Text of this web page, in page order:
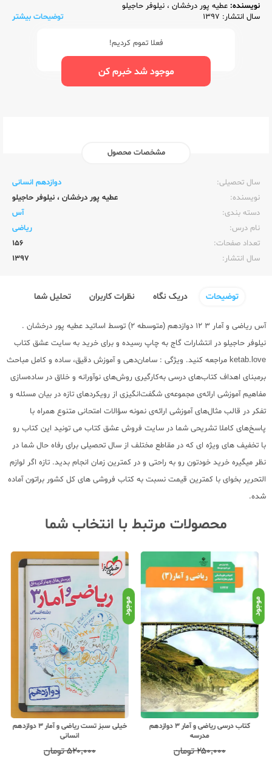
نویسنده: عطیه پور درخشان ، نیلوفر حاجیلو
سال انتشار: 1397
توضیحات بیشتر
فعلا تموم کردیم!
موجود شد خبرم کن
مشخصات محصول
سال تحصیلی:‌
دوازدهم انسانی
نویسنده:‌
عطیه پور درخشان ، نیلوفر حاجیلو
دسته بندی:
آس
نام درس:
ریاضی
تعداد صفحات:‌
156
سال انتشار:‌
1397
توضیحات دریک نگاه نظرات کاربران تحلیل شما
آس ریاضی و آمار 3 12 دوازدهم (متوسطه 2) توسط اساتید عطیه پور درخشان .
نیلوفر حاجیلو در انتشارات گاج به چاپ رسیده و برای خرید به سایت عشق کتاب
ketab.love مراجعه کنید. ویژگی : سامان‌دهی و آموزش دقیق، ساده و کامل مباحث
برمبنای اهداف کتاب‌های درسی به‌کارگیری روش‌های نوآورانه و خلاق در ساده‌سازی
مفاهیم آموزشی ارائه‌ی مجموعه‌ی شگفت‌انگیزی از رویکردهای تازه در بیان مسئله و
تفکر در قالب مثال‌های آموزشی ارائه‌ی نمونه سؤالات امتحانی متنوع همراه با
پاسخ‌های کاملا تشریحی شما در سایت فروش عشق کتاب می تونید این کتاب رو
با تخفیف های ویژه ای که در مقاطع مختلف از سال تحصیلی برای رفاه حال شما در
نظر میگیره خرید خودتون رو به راحتی و در کمترین زمان انجام بدید. تازه اگر لوازم
التحریر بخوای با کمترین قیمت نسبت به کتاب فروشی های کل کشور براتون آماده
شده.
محصولات مرتبط با انتخاب شما
موجود
کتاب درسی ریاضی و آمار 3 دوازدهم
مدرسه
۲۵۰,۰۰۰تومان
موجود
خیلی سبز تست ریاضی و آمار 3 دوازدهم
انسانی
۵۲۰,۰۰۰تومان